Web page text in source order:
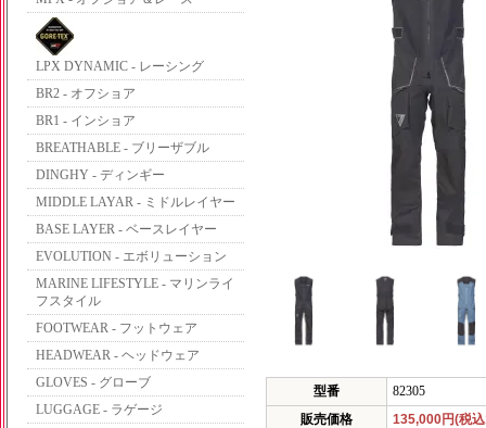
LPX DYNAMIC - レーシング
BR2 - オフショア
BR1 - インショア
BREATHABLE - ブリーザブル
DINGHY - ディンギー
MIDDLE LAYAR - ミドルレイヤー
BASE LAYER - ベースレイヤー
EVOLUTION - エボリューション
MARINE LIFESTYLE - マリンライ
フスタイル
FOOTWEAR - フットウェア
HEADWEAR - ヘッドウェア
GLOVES - グローブ
LUGGAGE - ラゲージ
型番
82305
販売価格
135,000円(税